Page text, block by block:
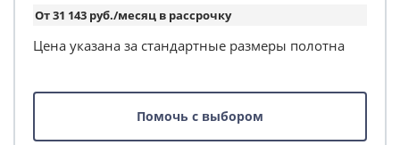
От 31 143 руб./месяц в рассрочку
Цена указана за стандартные размеры полотна
Помочь с выбором